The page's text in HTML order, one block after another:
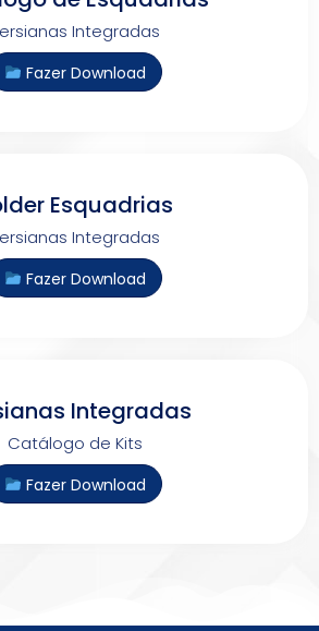
Integradas
Fazer Download
Esquadrias
Integradas
Fazer Download
Integradas
Catálogo de Kits
Fazer Download